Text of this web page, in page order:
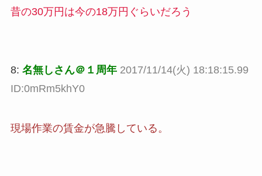
昔の30万円は今の18万円ぐらいだろう
8: 名無しさん＠１周年 2017/11/14(火) 18:18:15.99
ID:0mRm5khY0
現場作業の賃金が急騰している。